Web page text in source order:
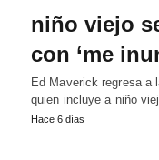
niño viejo
con ‘me
Ed Maverick regresa a
quien incluye a niño
Hace 6 días